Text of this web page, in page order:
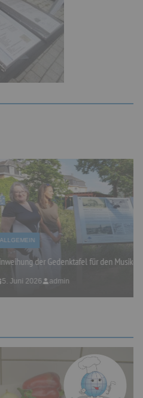
den Musiker Eugen Reiche